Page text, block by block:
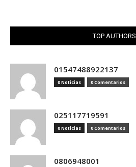
TOP AUTHORS
01547488922137
0 Noticias 0 Comentarios
025117719591
0 Noticias 0 Comentarios
0806948001